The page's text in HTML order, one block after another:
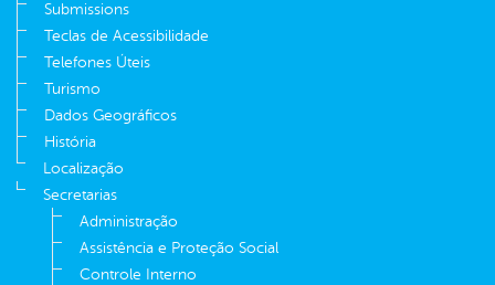
Submissions
Teclas de Acessibilidade
Telefones Úteis
Turismo
Dados Geográficos
História
Localização
Secretarias
Administração
Assistência e Proteção Social
Controle Interno